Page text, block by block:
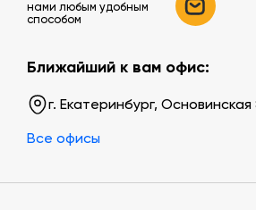
нами любым удобным
способом
Ближайший к вам офис:
г. Екатеринбург,
Все офисы